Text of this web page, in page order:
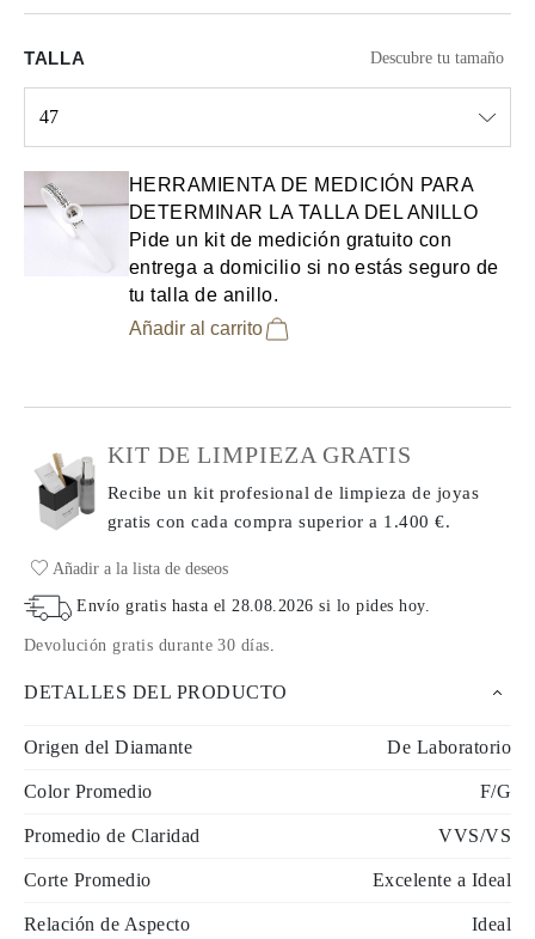
TALLA Descubre tu tamaño
47
HERRAMIENTA DE MEDICIÓN PARA
DETERMINAR LA TALLA DEL ANILLO
Pide un kit de medición gratuito con
entrega a domicilio si no estás seguro de
tu talla de anillo.
Añadir al carrito
KIT DE LIMPIEZA GRATIS
Recibe un kit profesional de limpieza de joyas
gratis con cada comprasuperior a 1.400 €.
Añadir a la lista de deseos
Envío gratis hasta el28.08.2026 si lo pides hoy.
Devolución gratis durante 30 días.
DETALLES DEL PRODUCTO
Origen del Diamante De Laboratorio
Color Promedio F/G
Promedio de Claridad VVS/VS
Corte Promedio Excelente a Ideal
Relación de Aspecto Ideal